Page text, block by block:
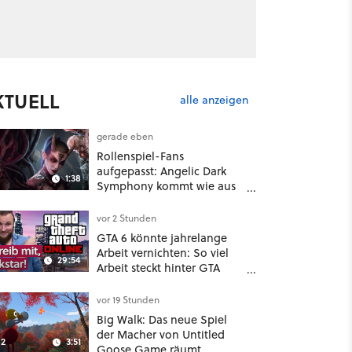
alle anzeigen
1:38
gerade eben
Rollenspiel-Fans
aufgepasst: Angelic Dark
Symphony kommt wie aus
ein Mix aus Baldur's Gate 3,
XCOM und Mass Effect
29:54
vor 2 Stunden
GTA 6 könnte jahrelange
Arbeit vernichten: So viel
Arbeit steckt hinter GTA
3:51
vor 19 Stunden
Big Walk: Das neue Spiel
der Macher von Untitled